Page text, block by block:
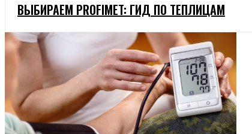
ВЫБИРАЕМ PROFIMET: ГИД ПО ТЕПЛИЦАМ